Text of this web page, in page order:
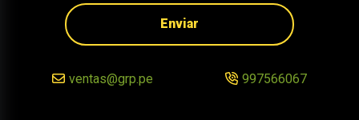
Enviar
ventas@grp.pe 997566067